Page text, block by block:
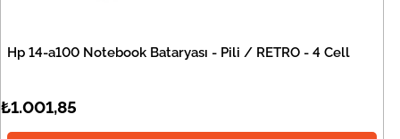
Hp 14-a100 Notebook Bataryası - Pili / RETRO - 4 Cell
₺1.001,85